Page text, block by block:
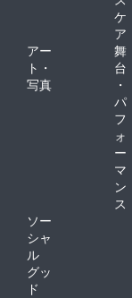
ケ
ア
アー
ト・
写真
舞
台
・
パ
フ
ォ
ー
マ
ン
ス
ソー
シャ
ル
グッ
ド